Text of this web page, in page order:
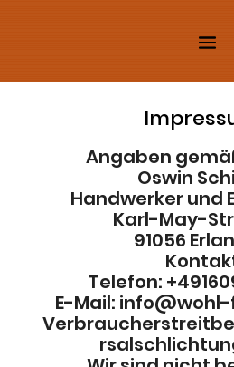
Angaben
Oswin
Handwerker und
Karl-May-
91056
Telefon:
E-Mail: